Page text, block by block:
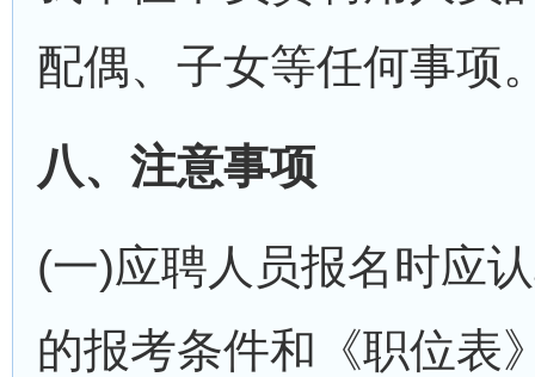
配偶、子女等任何事项
八、注意事项
(一)应聘人员报名时应
的报考条件和《职位表